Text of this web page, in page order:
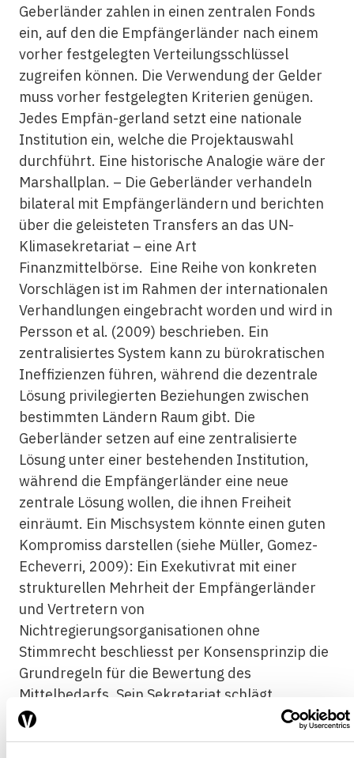
Geberländer zahlen in einen zentralen Fonds
ein, auf den die Empfängerländer nach einem
vorher festgelegten Verteilungsschlüssel
zugreifen können. Die Verwendung der Gelder
muss vorher festgelegten Kriterien genügen.
Jedes Empfän-gerland setzt eine nationale
Institution ein, welche die Projektauswahl
durchführt. Eine historische Analogie wäre der
Marshallplan. – Die Geberländer verhandeln
bilateral mit Empfängerländern und berichten
über die geleisteten Transfers an das UN-
Klimasekretariat – eine Art
Finanzmittelbörse. Eine Reihe von konkreten
Vorschlägen ist im Rahmen der internationalen
Verhandlungen eingebracht worden und wird in
Persson et al. (2009) beschrieben. Ein
zentralisiertes System kann zu bürokratischen
Ineffizienzen führen, während die dezentrale
Lösung privilegierten Beziehungen zwischen
bestimmten Ländern Raum gibt. Die
Geberländer setzen auf eine zentralisierte
Lösung unter einer bestehenden Institution,
während die Empfängerländer eine neue
zentrale Lösung wollen, die ihnen Freiheit
einräumt. Ein Mischsystem könnte einen guten
Kompromiss darstellen (siehe Müller, Gomez-
Echeverri, 2009): Ein Exekutivrat mit einer
strukturellen Mehrheit der Empfängerländer
und Vertretern von
Nichtregierungsorganisationen ohne
Stimmrecht beschliesst per Konsensprinzip die
Grundregeln für die Bewertung des
Mittelbedarfs. Sein Sekretariat schlägt
themenspezifische Regeln vor.